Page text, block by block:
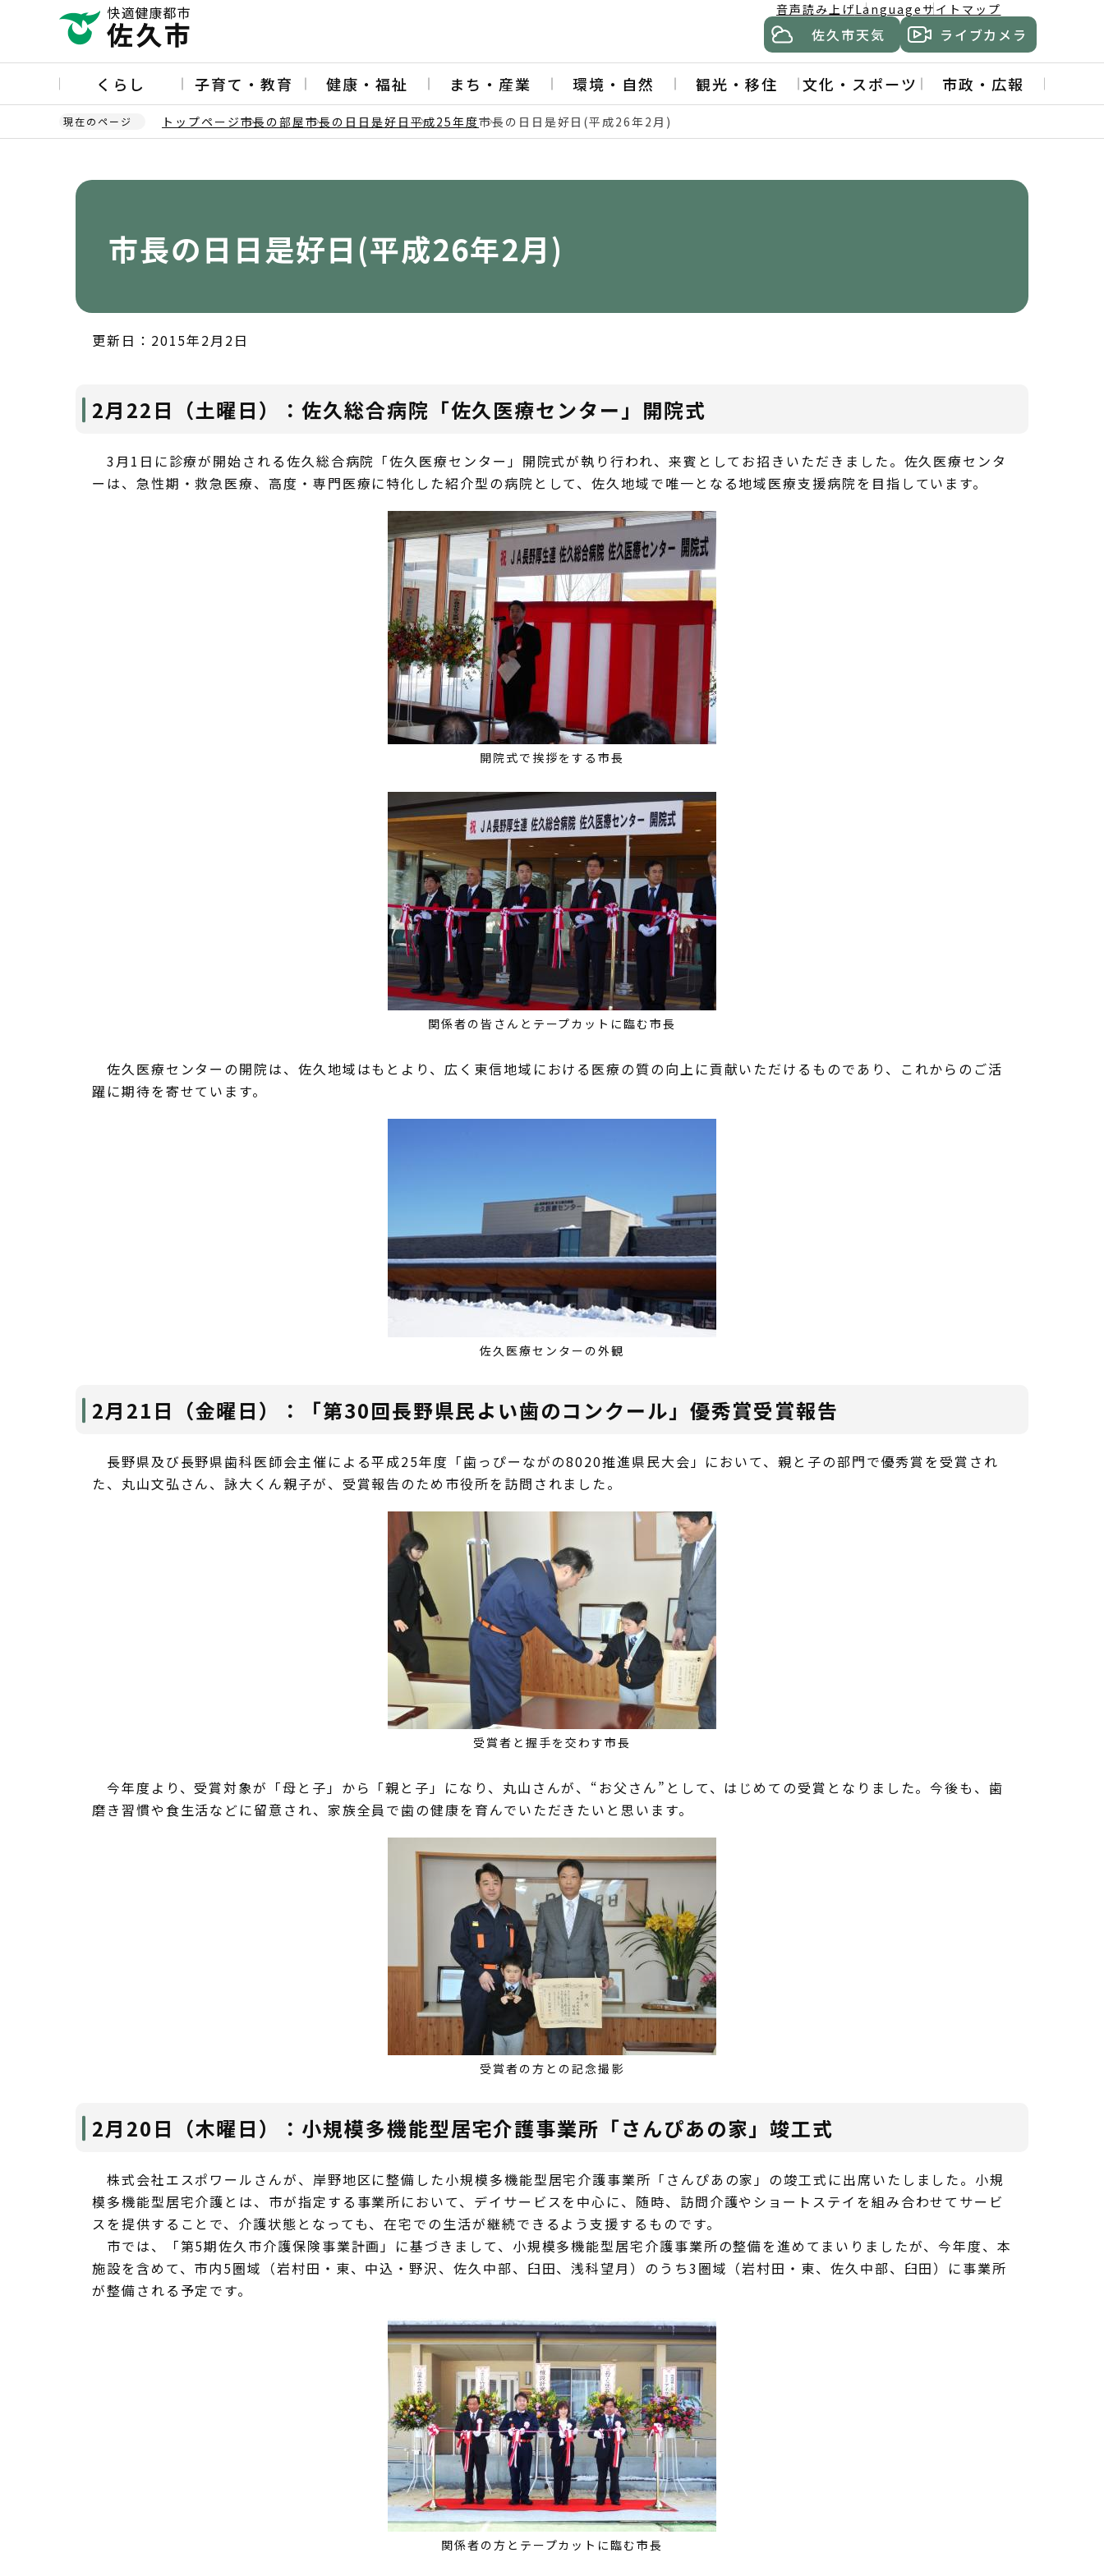
ー
の
音声読み上げLanguage サイトマップ
佐久市天気 ライブカメラ
くらし 子育て・教育 健康・福祉 まち・産業 環境・自然 観光・移住 文化・スポーツ 市政・広報
現在のページ トップページ市長の部屋市長の日日是好日 平成25年度市長の日日是好日(平成26年2月)
市長の日日是好日(平成26年2月)
更新日：2015年2月2日
2月22日（土曜日）：佐久総合病院「佐久医療センター」開院式
3月1日に診療が開始される佐久総合病院「佐久医療センター」開院式が執り行われ、来賓としてお招きいただきました。佐久医療センタ
ーは、急性期・救急医療、高度・専門医療に特化した紹介型の病院として、佐久地域で唯一となる地域医療支援病院を目指しています。
開院式で挨拶をする市長
関係者の皆さんとテープカットに臨む市長
佐久医療センターの開院は、佐久地域はもとより、広く東信地域における医療の質の向上に貢献いただけるものであり、これからのご活
躍に期待を寄せています。
佐久医療センターの外観
2月21日（金曜日）：「第30回長野県民よい歯のコンクール」優秀賞受賞報告
長野県及び長野県歯科医師会主催による平成25年度「歯っぴーながの8020推進県民大会」において、親と子の部門で優秀賞を受賞され
た、丸山文弘さん、詠大くん親子が、受賞報告のため市役所を訪問されました。
受賞者と握手を交わす市長
今年度より、受賞対象が「母と子」から「親と子」になり、丸山さんが、“お父さん”として、はじめての受賞となりました。今後も、歯
磨き習慣や食生活などに留意され、家族全員で歯の健康を育んでいただきたいと思います。
受賞者の方との記念撮影
2月20日（木曜日）：小規模多機能型居宅介護事業所「さんぴあの家」竣工式
株式会社エスポワールさんが、岸野地区に整備した小規模多機能型居宅介護事業所「さんぴあの家」の竣工式に出席いたしました。小規
模多機能型居宅介護とは、市が指定する事業所において、デイサービスを中心に、随時、訪問介護やショートステイを組み合わせてサービ
スを提供することで、介護状態となっても、在宅での生活が継続できるよう支援するものです。
市では、「第5期佐久市介護保険事業計画」に基づきまして、小規模多機能型居宅介護事業所の整備を進めてまいりましたが、今年度、本
施設を含めて、市内5圏域（岩村田・東、中込・野沢、佐久中部、臼田、浅科望月）のうち3圏域（岩村田・東、佐久中部、臼田）に事業所
が整備される予定です。
関係者の方とテープカットに臨む市長